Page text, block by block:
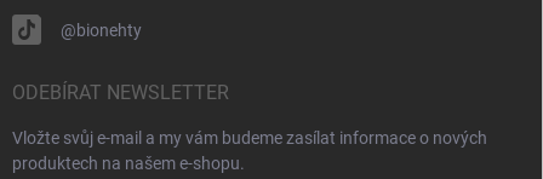
@bionehty
ODEBÍRAT NEWSLETTER
Vložte svůj e-mail a my vám budeme zasílat informace o nových
produktech na našem e-shopu.